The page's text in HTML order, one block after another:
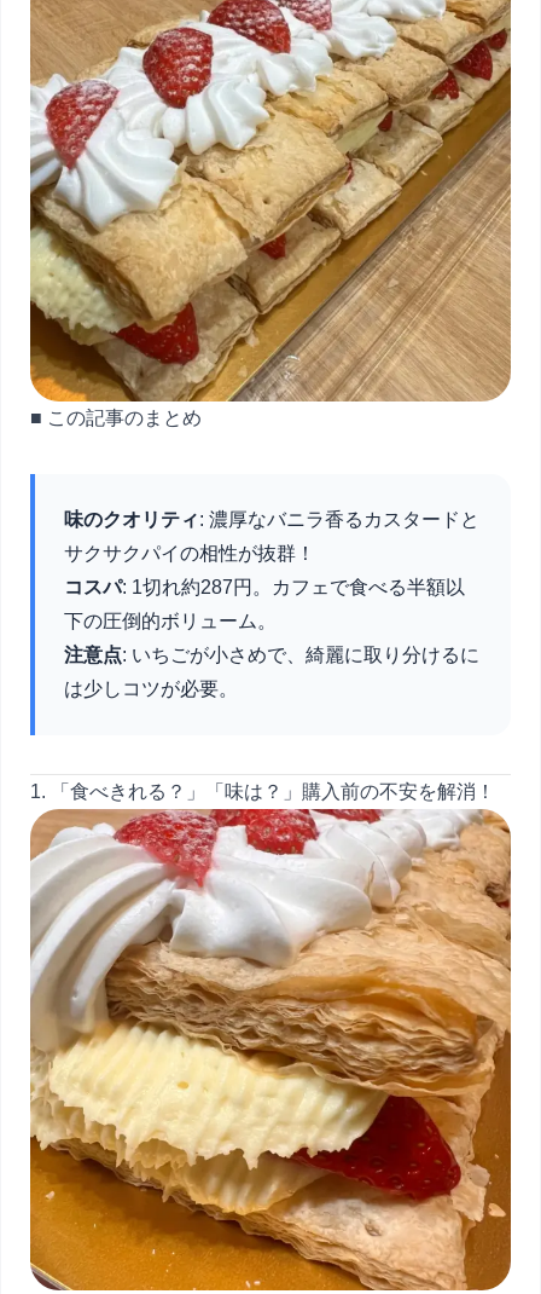
■ この記事のまとめ
味のクオリティ: 濃厚なバニラ香るカスタードと
サクサクパイの相性が抜群！
コスパ: 1切れ約287円。カフェで食べる半額以
下の圧倒的ボリューム。
注意点: いちごが小さめで、綺麗に取り分けるに
は少しコツが必要。
1. 「食べきれる？」「味は？」購入前の不安を解消！